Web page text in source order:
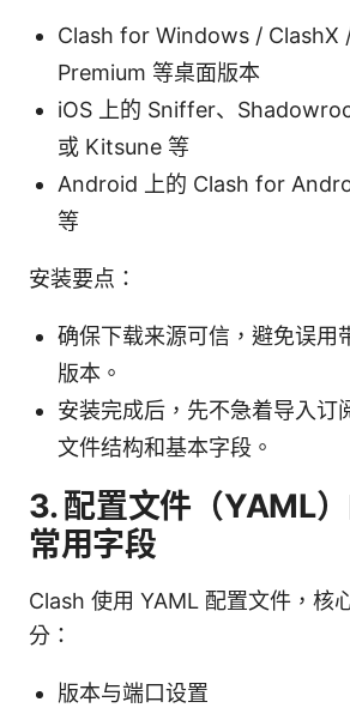
Clash for Windows / ClashX
Premium 等桌面版本
iOS 上的 Sniffer、
或 Kitsune 等
Android 上的 Clash for
等
安装要点：
确保下载来源可信，避免误用
版本。
安装完成后，先不急着导入订
文件结构和基本字段。
3. 配置文件（YAML
常用字段
Clash 使用 YAML 配置文件，核
分：
版本与端口设置